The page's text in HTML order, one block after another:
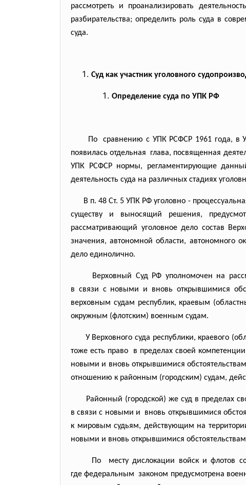
рассмотреть и проанализировать
разбирательства; определить роль суда в
суда.
Суд как участник уголовного
Определение суда по УПК РФ
По сравнению с УПК РСФСР 1961 года, в
появилась отдельная глава, посвященная
УПК РСФСР нормы, регламентирующие данный
деятельность суда на различных стадиях
В п. 48 Ст. 5 УПК РФ уголовно -
существу и выносящий решения,
рассматривающий уголовное дело состав
значения, автономной области, автономного
дело единолично.
Верховный Суд РФ уполномочен на
в связи с новыми и вновь открывшимися
верховным судам республик, краевым
окружным (флотским) военным судам.
У Верховного суда республики, краевого
тоже есть право в пределах своей
новыми и вновь открывшимися
отношению к районным (городским) судам,
Районный (городской) же суд в пределах
в связи с новыми и вновь открывшимися
к мировым судьям, действующим на
новыми и вновь открывшимися
По месту дислокации войск и флотов
где федеральным законом предусмотрена